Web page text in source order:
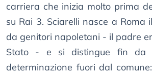
carriera che inizia molto prima
su Rai 3. Sciarelli nasce a Roma
da genitori napoletani - il padre
Stato - e si distingue fin da
determinazione fuori dal